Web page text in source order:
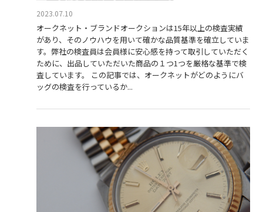
2023.07.10
オークネット・ブランドオークションは15年以上の検査実績
があり、そのノウハウを用いて確かな品質基準を確立していま
す。弊社の検査員は会員様に安心感を持って取引していただく
ために、出品していただいた商品の１つ1つを厳格な基準で検
査しています。 この記事では、オークネットがどのようにバ
ッグの検査を行っているか...